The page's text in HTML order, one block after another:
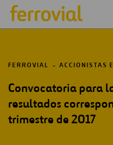
FERROVIAL ACCIONISTAS
Convocatoria para
resultados
trimestre de 2017